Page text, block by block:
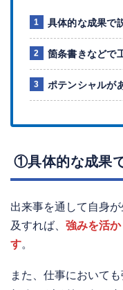
具体的な成果で
箇条書きなどで
ポテンシャルが
①具体的な成果
出来事を通して自身
及すれば、 強みを活
す。
また、仕事において